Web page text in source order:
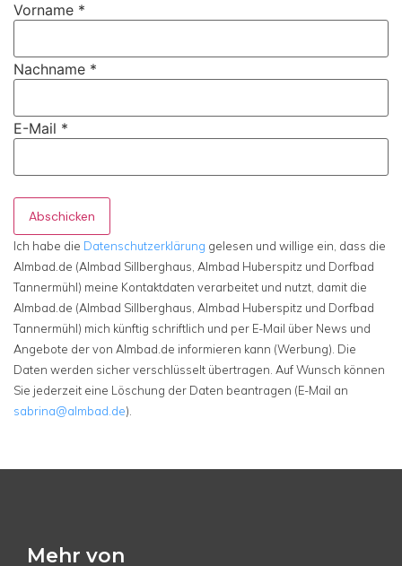
Vorname *
Nachname *
E-Mail *
Abschicken
Ich habe die Datenschutzerklärung gelesen und willige ein, dass die
Almbad.de (Almbad Sillberghaus, Almbad Huberspitz und Dorfbad
Tannermühl) meine Kontaktdaten verarbeitet und nutzt, damit die
Almbad.de (Almbad Sillberghaus, Almbad Huberspitz und Dorfbad
Tannermühl) mich künftig schriftlich und per E-Mail über News und
Angebote der von Almbad.de informieren kann (Werbung). Die
Daten werden sicher verschlüsselt übertragen. Auf Wunsch können
Sie jederzeit eine Löschung der Daten beantragen (E-Mail an
sabrina@almbad.de).
Mehr von